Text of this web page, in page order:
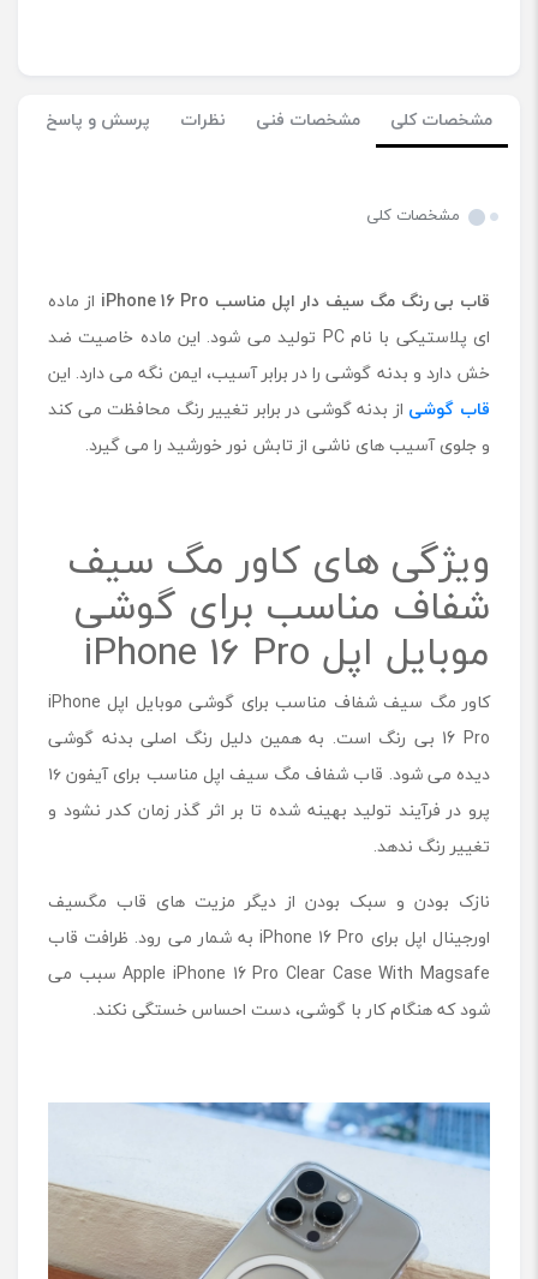
گ
س
پ
ل
ن
ا
س
ب
o
e
1
6
r
o
مشخصات کلی مشخصات فنی نظرات پرسش و پاسخ
مشخصات کلی
قاب بی رنگ مگ سیف دار اپل مناسب iPhone 16 Pro از ماده
ای پلاستیکی با نام PC تولید می شود. این ماده خاصیت ضد
خش دارد و بدنه گوشی را در برابر آسیب، ایمن نگه می دارد. این
قاب گوشی از بدنه گوشی در برابر تغییر رنگ محافظت می کند
و جلوی آسیب های ناشی از تابش نور خورشید را می گیرد.
ویژگی های کاور مگ سیف
شفاف مناسب برای گوشی
موبایل اپل iPhone 16 Pro
کاور مگ سیف شفاف مناسب برای گوشی موبایل اپل iPhone
16 Pro بی رنگ است. به همین دلیل رنگ اصلی بدنه گوشی
دیده می شود. قاب شفاف مگ سیف اپل مناسب برای آیفون ۱۶
پرو در فرآیند تولید بهینه شده تا بر اثر گذر زمان کدر نشود و
تغییر رنگ ندهد.
نازک بودن و سبک بودن از دیگر مزیت های قاب مگسیف
اورجینال اپل برای iPhone 16 Pro به شمار می رود. ظرافت قاب
Apple iPhone 16 Pro Clear Case With Magsafe سبب می
شود که هنگام کار با گوشی، دست احساس خستگی نکند.